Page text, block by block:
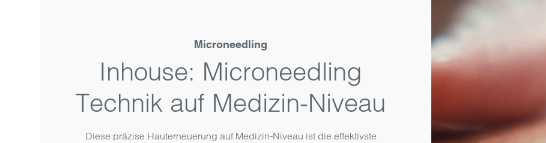
Microneedling
Inhouse: Microneedling
Technik auf Medizin-Niveau
Diese präzise Haut­erneuerung auf Medizin-Niveau ist die effektivste